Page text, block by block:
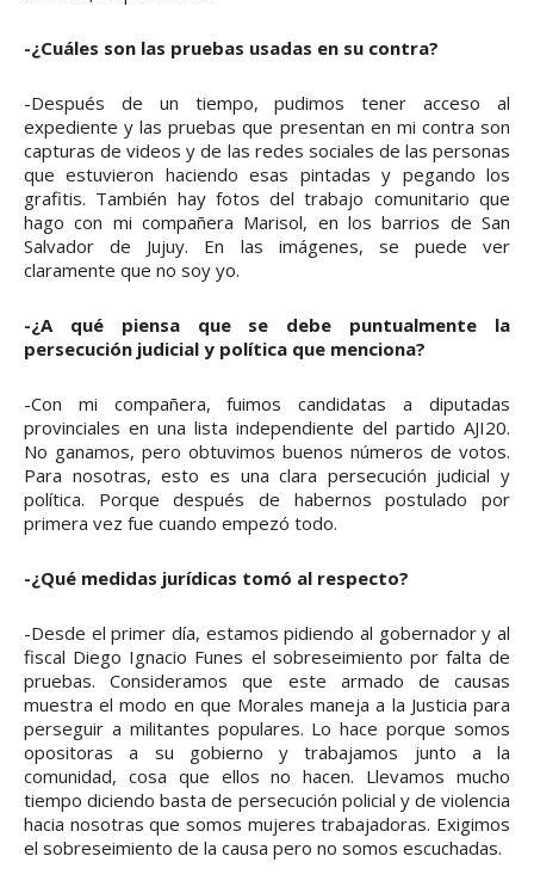
-¿Cuáles son las pruebas usadas en su contra?
-Después de un tiempo, pudimos tener acceso al
expediente y las pruebas que presentan en mi contra son
capturas de videos y de las redes sociales de las personas
que estuvieron haciendo esas pintadas y pegando los
grafitis. También hay fotos del trabajo comunitario que
hago con mi compañera Marisol, en los barrios de San
Salvador de Jujuy. En las imágenes, se puede ver
claramente que no soy yo.
-¿A qué piensa que se debe puntualmente la
persecución judicial y política que menciona?
-Con mi compañera, fuimos candidatas a diputadas
provinciales en una lista independiente del partido AJI20.
No ganamos, pero obtuvimos buenos números de votos.
Para nosotras, esto es una clara persecución judicial y
política. Porque después de habernos postulado por
primera vez fue cuando empezó todo.
-¿Qué medidas jurídicas tomó al respecto?
-Desde el primer día, estamos pidiendo al gobernador y al
fiscal Diego Ignacio Funes el sobreseimiento por falta de
pruebas. Consideramos que este armado de causas
muestra el modo en que Morales maneja a la Justicia para
perseguir a militantes populares. Lo hace porque somos
opositoras a su gobierno y trabajamos junto a la
comunidad, cosa que ellos no hacen. Llevamos mucho
tiempo diciendo basta de persecución policial y de violencia
hacia nosotras que somos mujeres trabajadoras. Exigimos
el sobreseimiento de la causa pero no somos escuchadas.